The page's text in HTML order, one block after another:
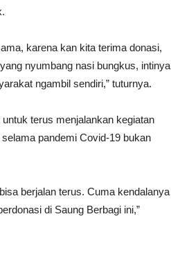
karena kan kita terima donasi,
nyumbang nasi bungkus, intinya
ngambil sendiri,” tuturnya.
terus menjalankan kegiatan
pandemi Covid-19 bukan
berjalan terus. Cuma kendalanya
di Saung Berbagi ini,”